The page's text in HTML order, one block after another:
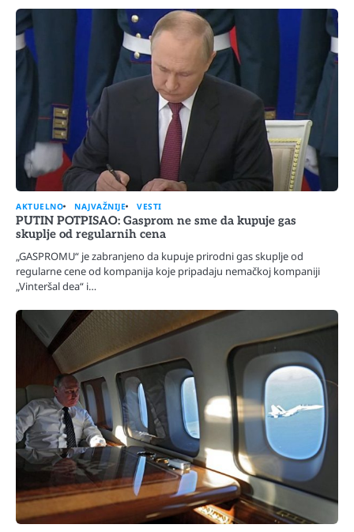
AKTUELNO NAJVAŽNIJE VESTI
PUTIN POTPISAO: Gasprom ne sme da kupuje gas
skuplje od regularnih cena
„GASPROMU“ je zabranjeno da kupuje prirodni gas skuplje od
regularne cene od kompanija koje pripadaju nemačkoj kompaniji
„Vinteršal dea“ i…